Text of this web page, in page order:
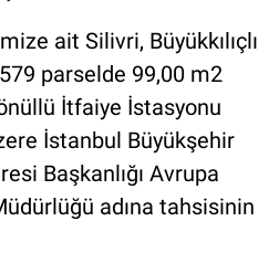
ait Silivri, Büyükkılıçlı
parselde 99,00 m2
İtfaiye İstasyonu
İstanbul Büyükşehir
Başkanlığı Avrupa
adına tahsisinin